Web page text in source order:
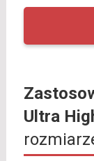
Ultra